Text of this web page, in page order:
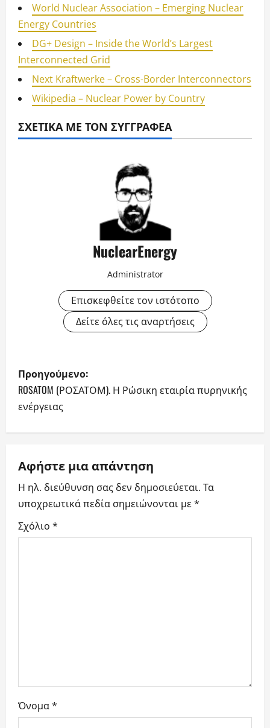
World Nuclear Association – Emerging Nuclear
Energy Countries
DG+ Design – Inside the World’s Largest
Interconnected Grid
Next Kraftwerke – Cross-Border Interconnectors
Wikipedia – Nuclear Power by Country
ΣΧΕΤΙΚΆ ΜΕ ΤΟΝ ΣΥΓΓΡΑΦΈΑ
NuclearEnergy
Administrator
Επισκεφθείτε τον ιστότοπο
Δείτε όλες τις αναρτήσεις
Π
λ
ο
γ
η
σ
η
ν
Προηγούμενο:
ROSATOM (ΡΟΣΑΤΟΜ). Η Ρώσικη εταιρία πυρηνικής
ενέργειας
Αφήστε μια απάντηση
Η ηλ. διεύθυνση σας δεν δημοσιεύεται. Τα
υποχρεωτικά πεδία σημειώνονται με*
Σχόλιο *
Όνομα*